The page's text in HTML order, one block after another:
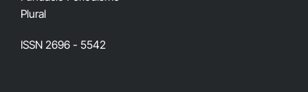
Plural
ISSN 2696 - 5542